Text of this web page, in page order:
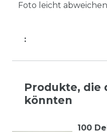
Foto leicht abweichen
:
Produkte, die
könnten
100